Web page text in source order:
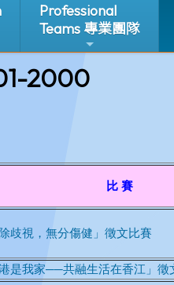
Professional
Teams 專業團隊
2000